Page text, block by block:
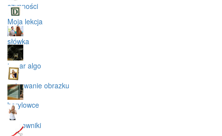
czynności
Moja lekcja
słówka
tomar algo
opisywanie obrazku
berylowce
czasowniki